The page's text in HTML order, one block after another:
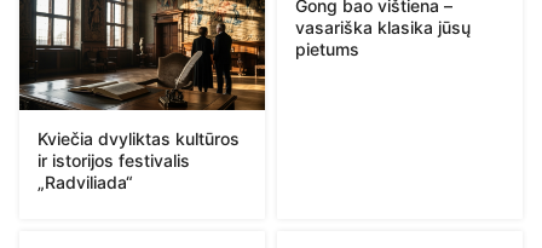
Kviečia dvyliktas kultūros
ir istorijos festivalis
„Radviliada“
Gong bao vištiena –
vasariška klasika jūsų
pietums